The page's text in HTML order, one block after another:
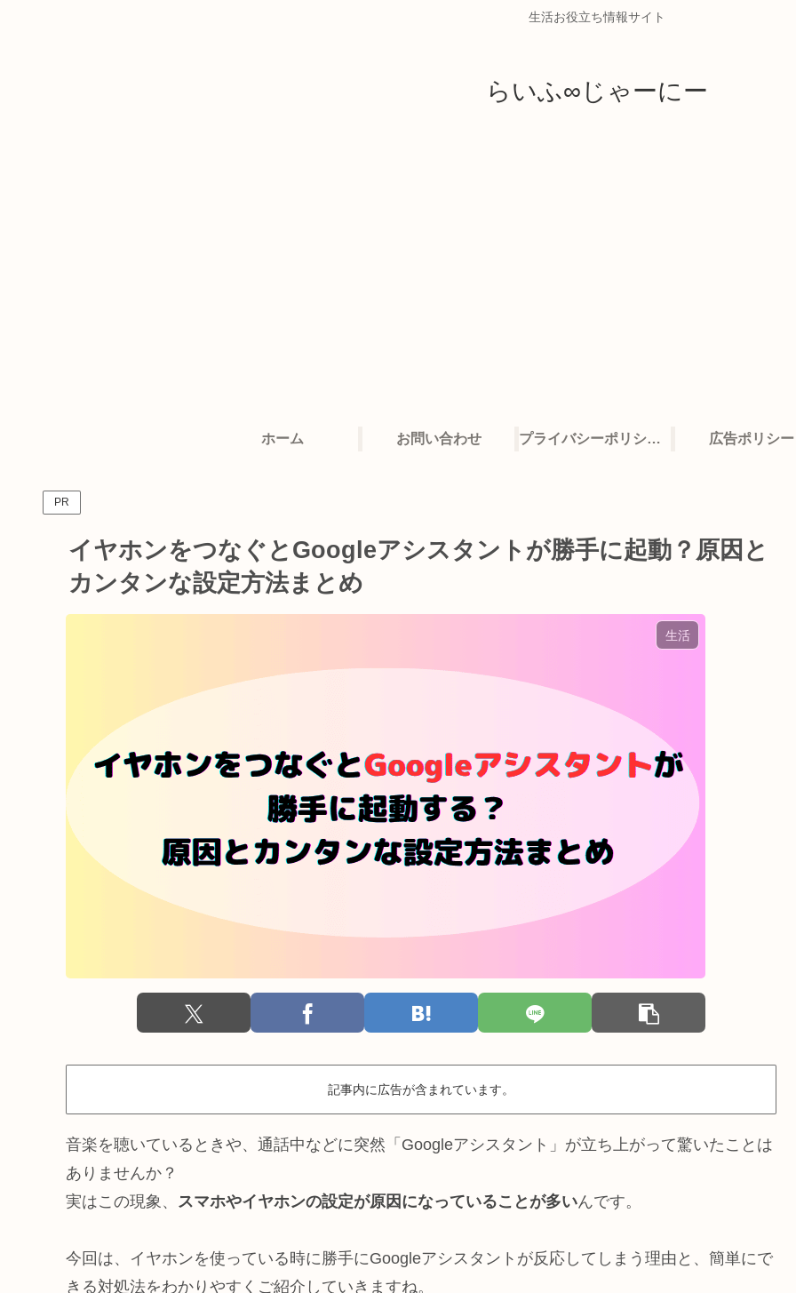
生活お役立ち情報サイト
らいふ∞じゃーにー
ホーム お問い合わせ プライバシーポリシー・免責事項 広告ポリシー
PR
イヤホンをつなぐとGoogleアシスタントが勝手に起動？原因と
カンタンな設定方法まとめ
生活
記事内に広告が含まれています。
音楽を聴いているときや、通話中などに突然「Googleアシスタント」が立ち上がって驚いたことは
ありませんか？
実はこの現象、 スマホやイヤホンの設定が原因になっていることが多いんです。
今回は、イヤホンを使っている時に勝手にGoogleアシスタントが反応してしまう理由と、簡単にで
きる対処法をわかりやすくご紹介していきますね。